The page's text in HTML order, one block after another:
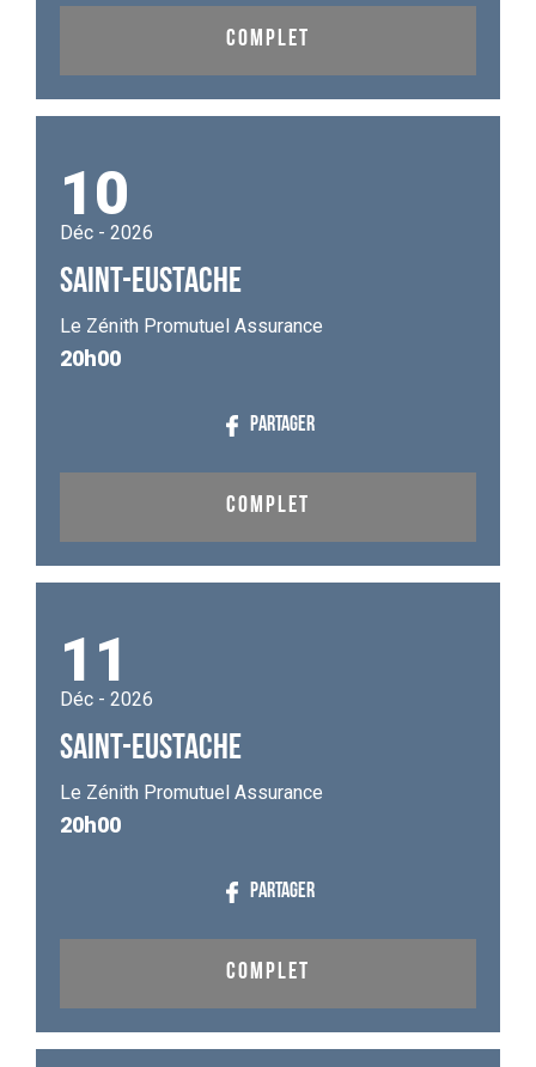
COMPLET
10
Déc - 2026
SAINT-EUSTACHE
Le Zénith Promutuel Assurance
20h00
PARTAGER
COMPLET
11
Déc - 2026
SAINT-EUSTACHE
Le Zénith Promutuel Assurance
20h00
PARTAGER
COMPLET